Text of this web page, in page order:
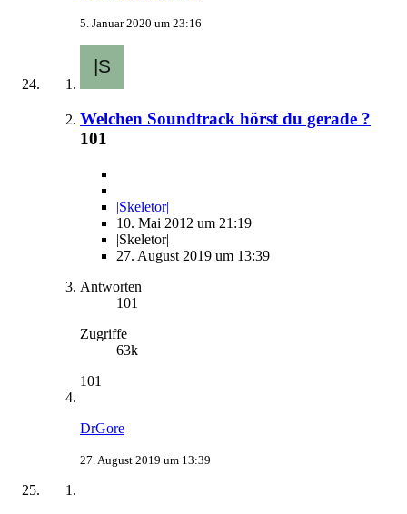
5. Januar 2020 um 23:16
Welchen Soundtrack hörst du gerade ?
101
|Skeletor|
10. Mai 2012 um 21:19
|Skeletor|
27. August 2019 um 13:39
Antworten
101
Zugriffe
63k
101
DrGore
27. August 2019 um 13:39